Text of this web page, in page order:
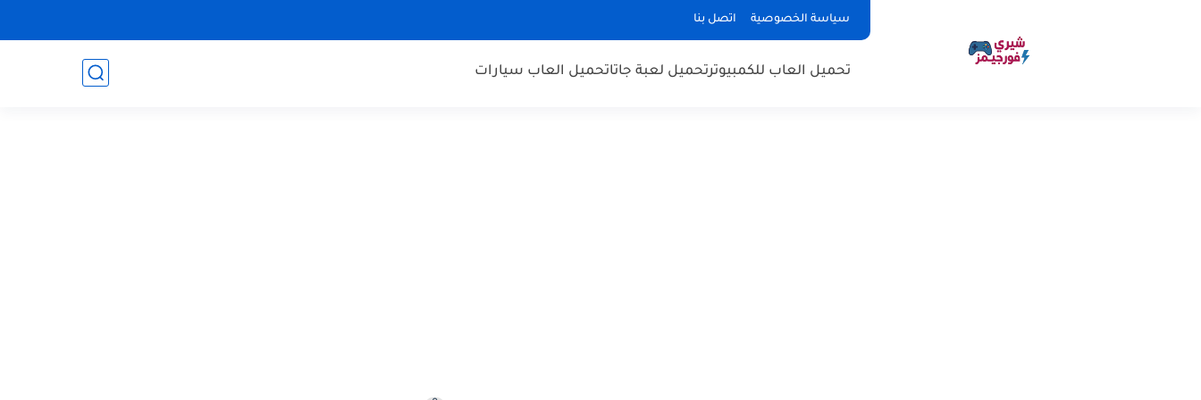
سياسة الخصوصية اتصل بنا
تحميل العاب للكمبيوترتحميل لعبة جاتاتحميل العاب سيارات